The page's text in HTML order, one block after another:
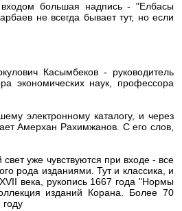
входом большая надпись - "Елбасы
не всегда бывает тут, но если
Касымбеков - руководитель
экономических наук, профессора
электронному каталогу, и через
Амерхан Рахимжанов. С его слов,
уже чувствуются при входе - все
рода изданиями. Тут и классика, и
века, рукопись 1667 года "Нормы
изданий Корана. Более 70